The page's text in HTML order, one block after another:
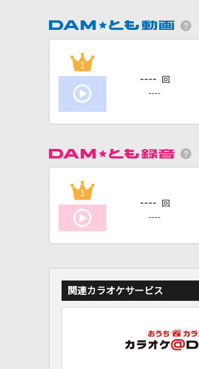
1
---- 回
----
1
---- 回
----
関連カラオケサービス